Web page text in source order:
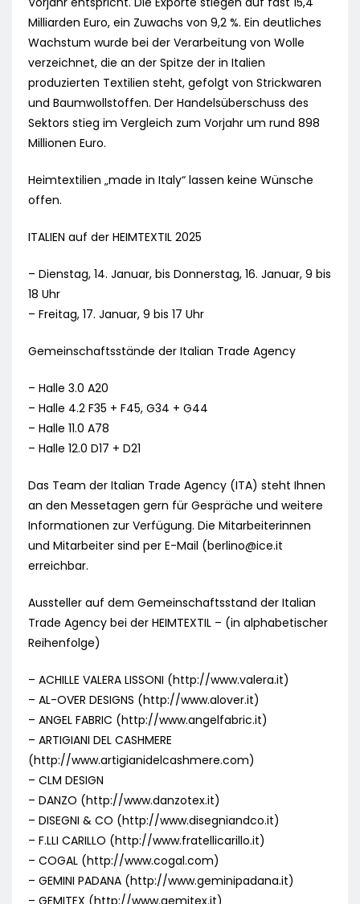
Milliarden Euro, ein Zuwachs von 9,2 %. Ein deutliches
Wachstum wurde bei der Verarbeitung von Wolle
verzeichnet, die an der Spitze der in Italien
produzierten Textilien steht, gefolgt von Strickwaren
und Baumwollstoffen. Der Handelsüberschuss des
Sektors stieg im Vergleich zum Vorjahr um rund 898
Millionen Euro.
Heimtextilien „made in Italy“ lassen keine Wünsche
offen.
ITALIEN auf der HEIMTEXTIL 2025
– Dienstag, 14. Januar, bis Donnerstag, 16. Januar, 9 bis
18 Uhr
– Freitag, 17. Januar, 9 bis 17 Uhr
Gemeinschaftsstände der Italian Trade Agency
– Halle 3.0 A20
– Halle 4.2 F35 + F45, G34 + G44
– Halle 11.0 A78
– Halle 12.0 D17 + D21
Das Team der Italian Trade Agency (ITA) steht Ihnen
an den Messetagen gern für Gespräche und weitere
Informationen zur Verfügung. Die Mitarbeiterinnen
und Mitarbeiter sind per E-Mail (berlino@ice.it
erreichbar.
Aussteller auf dem Gemeinschaftsstand der Italian
Trade Agency bei der HEIMTEXTIL – (in alphabetischer
Reihenfolge)
– ACHILLE VALERA LISSONI (http://www.valera.it)
– AL-OVER DESIGNS (http://www.alover.it)
– ANGEL FABRIC (http://www.angelfabric.it)
– ARTIGIANI DEL CASHMERE
(http://www.artigianidelcashmere.com)
– CLM DESIGN
– DANZO (http://www.danzotex.it)
– DISEGNI & CO (http://www.disegniandco.it)
– F.LLI CARILLO (http://www.fratellicarillo.it)
– COGAL (http://www.cogal.com)
– GEMINI PADANA (http://www.geminipadana.it)